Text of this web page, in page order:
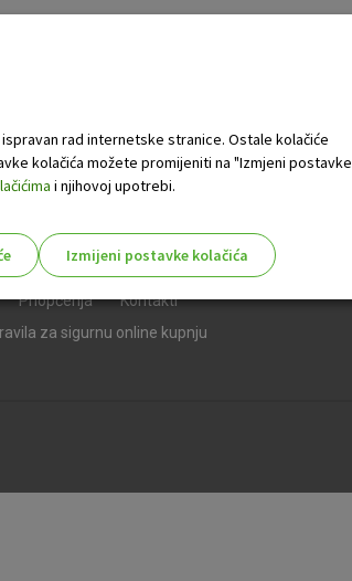
Priopćenja
Kontakti
za sigurnu online kupnju
rad internetske stranice. Ostale kolačiće
kolačića možete promijeniti na "Izmjeni postavke
i njihovoj upotrebi.
Izmijeni postavke kolačića